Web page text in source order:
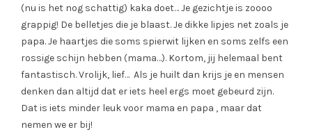
(nu is het nog schattig) kaka doet… Je gezichtje is zoooo
grappig! De belletjes die je blaast. Je dikke lipjes net zoals je
papa. Je haartjes die soms spierwit lijken en soms zelfs een
rossige schijn hebben (mama…). Kortom, jij helemaal bent
fantastisch. Vrolijk, lief… Als je huilt dan krijs je en mensen
denken dan altijd dat er iets heel ergs moet gebeurd zijn.
Dat is iets minder leuk voor mama en papa , maar dat
nemen we er bij!